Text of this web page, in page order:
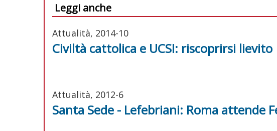
Leggi anche
Attualità, 2014-10
Civiltà cattolica e UCSI: riscoprirsi lievito
Attualità, 2012-6
Santa Sede - Lefebriani: Roma attende